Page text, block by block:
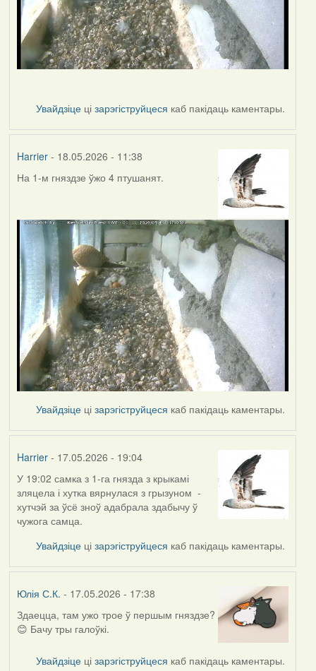
Увайдзіце цізарэгіструйцеся каб пакідаць каментары.
Harrier- 18.05.2026 - 11:38
На 1-м гняздзе ўжо 4 птушанят.
Увайдзіце цізарэгіструйцеся каб пакідаць каментары.
Harrier- 17.05.2026 - 19:04
У 19:02 самка з 1-га гнязда з крыкамі
зляцела і хутка вярнулася з грызуном -
хутчэй за ўсё зноў адабрала здабычу ў
чужога самца.
Увайдзіце цізарэгіструйцеся каб пакідаць каментары.
Юлія С.К. - 17.05.2026 - 17:38
Здаецца, там ужо трое ў першым гняздзе?
😊 Бачу тры галоўкі.
Увайдзіце цізарэгіструйцеся каб пакідаць каментары.